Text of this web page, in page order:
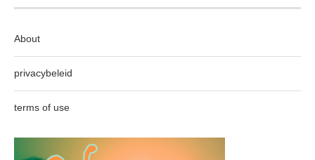
About
privacybeleid
terms of use